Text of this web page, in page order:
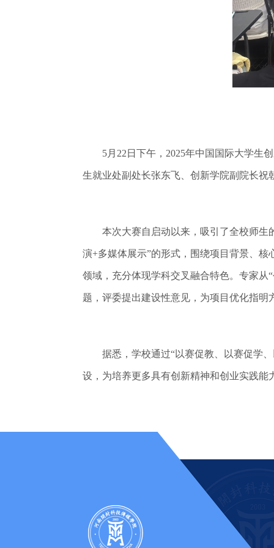
5月22日下午，2025年中国国际大学生创
生就业处副处长张东飞、创新学院副院长
本次大赛自启动以来，吸引了全校师生的
演+多媒体展示”的形式，围绕项目背景、
领域，充分体现学科交叉融合特色。专家从
题，评委提出建设性意见，为项目优化指
据悉，学校通过“以赛促教、以赛促学、
设，为培养更多具有创新精神和创业实践能